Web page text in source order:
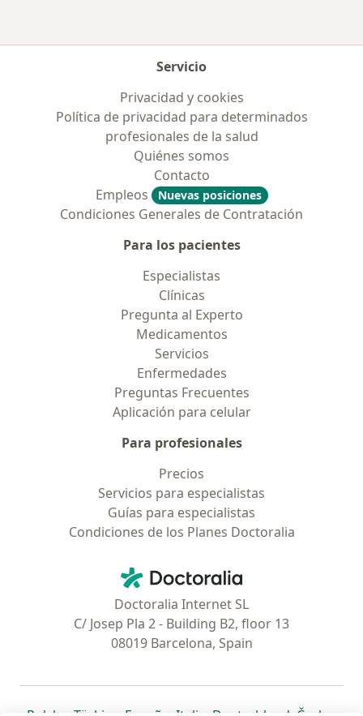
Servicio
Privacidad y cookies
Política de privacidad para determinados
profesionales de la salud
Quiénes somos
Contacto
Empleos
Nuevas posiciones
Condiciones Generales de Contratación
Para los pacientes
Especialistas
Clínicas
Pregunta al Experto
Medicamentos
Servicios
Enfermedades
Preguntas Frecuentes
Aplicación para celular
Para profesionales
Precios
Servicios para especialistas
Guías para especialistas
Condiciones de los Planes Doctoralia
Doctoralia - Página de inicio
Doctoralia Internet SL
C/ Josep Pla 2 - Building B2, floor 13
08019 Barcelona, Spain